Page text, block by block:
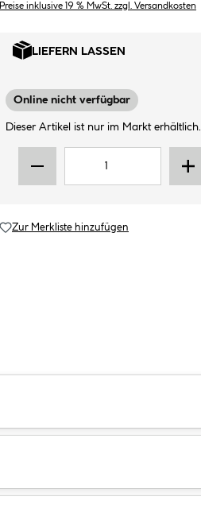
Preise inklusive 19 % MwSt. zzgl. Versandkosten
LIEFERN LASSEN
Online nicht verfügbar
Dieser Artikel ist nur im Markt erhältlich.
Zur Merkliste hinzufügen